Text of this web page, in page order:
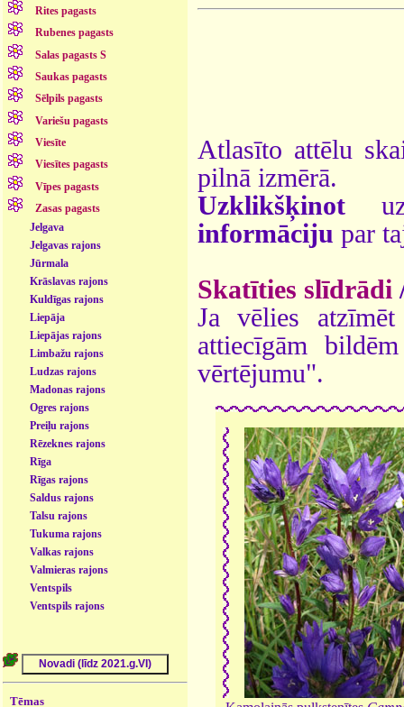
Rites pagasts
Rubenes pagasts
Salas pagasts S
Saukas pagasts
Sēlpils pagasts
Variešu pagasts
Viesīte
Viesītes pagasts
Vīpes pagasts
Zasas pagasts
Jelgava
Jelgavas rajons
Jūrmala
Krāslavas rajons
Kuldīgas rajons
Liepāja
Liepājas rajons
Limbažu rajons
Ludzas rajons
Madonas rajons
Ogres rajons
Preiļu rajons
Rēzeknes rajons
Rīga
Rīgas rajons
Saldus rajons
Talsu rajons
Tukuma rajons
Valkas rajons
Valmieras rajons
Ventspils
Ventspils rajons
Tēmas
Atlasīto attēlu
pilnā izmērā.
Uzklikšķinot
informāciju par
Skatīties slīdrādi
Ja vēlies
attiecīgām
vērtējumu".